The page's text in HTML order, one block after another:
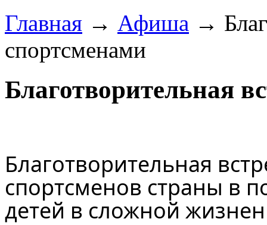
Главная → Афиша →
спортсменами
Благотворительная
Благотворительная
спортсменов страны в
детей в сложной